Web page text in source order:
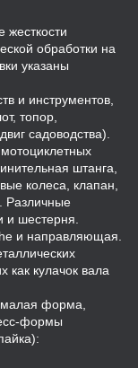
жесткости
обработки на
указаны
и инструментов,
топор,
садоводства).
штанга,
колеса, клапан,
Различные
и шестерня.
и направляющая.
как кулачок вала
форма,
формы